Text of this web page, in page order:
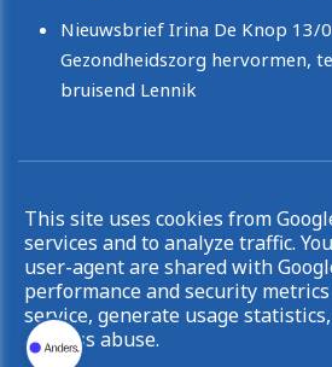
Nieuwsbrief Irina De Knop 13/
Gezondheidszorg hervormen,
bruisend Lennik
Privacy & Cookies|UP-TO-
This site uses cookies from
services and to analyze traffic.
user-agent are shared with
performance and security
service, generate usage
address abuse.